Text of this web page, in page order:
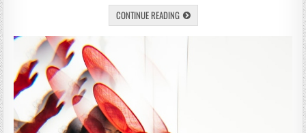
CONTINUE READING